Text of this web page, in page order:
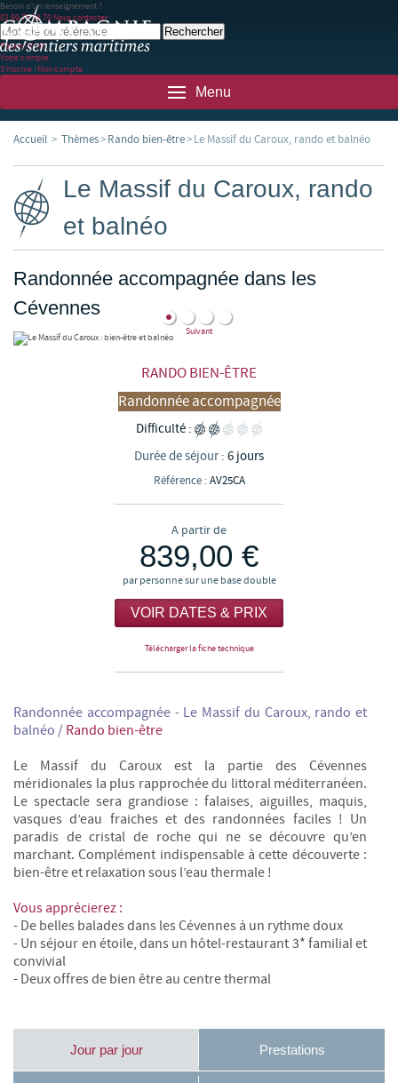
Besoin d'un renseignement ?
02 99 78 83 70 Nous contacter
Panier(0)(0)
Votre compte
S'inscrire | Mon compte
Menu
Accueil > Thèmes>Rando bien-être>Le Massif du Caroux, rando et balnéo
Le Massif du Caroux, rando
et balnéo
Randonnée accompagnée dans les
Cévennes
Suivant
RANDO BIEN-ÊTRE
Randonnée accompagnée
Difficulté :
Durée de séjour : 6 jours
Référence :AV25CA
A partir de
839,00 €
par personne sur une base double
VOIR DATES & PRIX
Télécharger la fiche technique
Randonnée accompagnée - Le Massif du Caroux, rando et
balnéo / Rando bien-être
Le Massif du Caroux est la partie des Cévennes
méridionales la plus rapprochée du littoral méditerranéen.
Le spectacle sera grandiose : falaises, aiguilles, maquis,
vasques d’eau fraiches et des randonnées faciles ! Un
paradis de cristal de roche qui ne se découvre qu’en
marchant. Complément indispensable à cette découverte :
bien-être et relaxation sous l’eau thermale !
Vous apprécierez :
- De belles balades dans les Cévennes à un rythme doux
- Un séjour en étoile, dans un hôtel-restaurant 3* familial et
convivial
- Deux offres de bien être au centre thermal
Jour par jour Prestations